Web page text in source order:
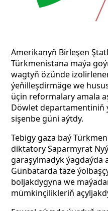
Amerikanyň Birleşen
Türkmenistana maýa
wagtyň özünde
ýeňilleşdirmäge we
üçin reformalary amala
Döwlet departamentiniň
sişenbe güni aýtdy.
Tebigy gaza baý
diktatory Saparmyrat
garaşylmadyk ýagdaýda
Günbatarda täze
boljakdygyna we
mümkinçilikleriň